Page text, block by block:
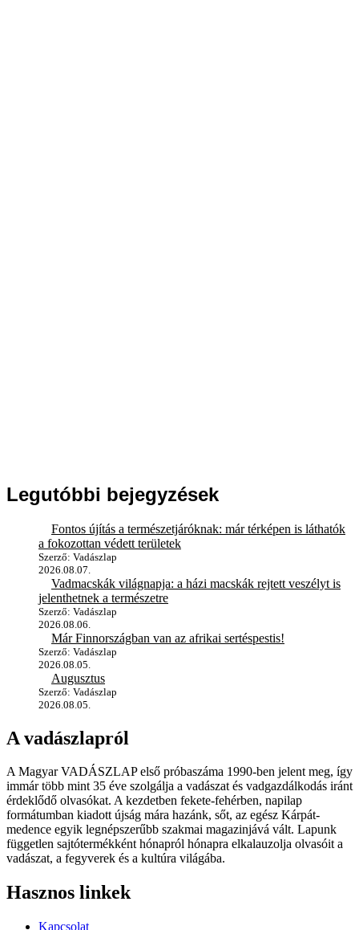
Legutóbbi bejegyzések
Fontos újítás a természetjáróknak: már térképen is láthatók
a fokozottan védett területek
Szerző: Vadászlap
2026.08.07.
Vadmacskák világnapja: a házi macskák rejtett veszélyt is
jelenthetnek a természetre
Szerző: Vadászlap
2026.08.06.
Már Finnországban van az afrikai sertéspestis!
Szerző: Vadászlap
2026.08.05.
Augusztus
Szerző: Vadászlap
2026.08.05.
A vadászlapról
A Magyar VADÁSZLAP első próbaszáma 1990-ben jelent meg, így
immár több mint 35 éve szolgálja a vadászat és vadgazdálkodás iránt
érdeklődő olvasókat. A kezdetben fekete-fehérben, napilap
formátumban kiadott újság mára hazánk, sőt, az egész Kárpát-
medence egyik legnépszerűbb szakmai magazinjává vált. Lapunk
független sajtótermékként hónapról hónapra elkalauzolja olvasóit a
vadászat, a fegyverek és a kultúra világába.
Hasznos linkek
Kapcsolat